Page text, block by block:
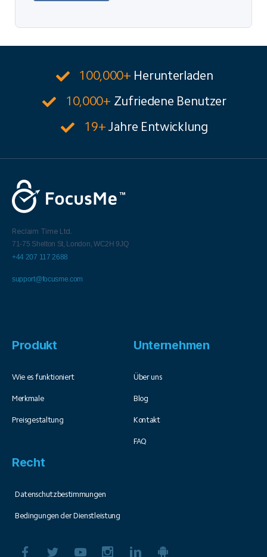
100,000+ Herunterladen
10,000+ Zufriedene Benutzer
19+ Jahre Entwicklung
Reclaim Time Ltd.
71-75 Shelton St, London, WC2H 9JQ
+44 207 117 2688
support@focusme.com
Produkt
Wie es funktioniert
Merkmale
Preisgestaltung
Unternehmen
Über uns
Blog
Kontakt
FAQ
Recht
Datenschutzbestimmungen
Bedingungen der Dienstleistung